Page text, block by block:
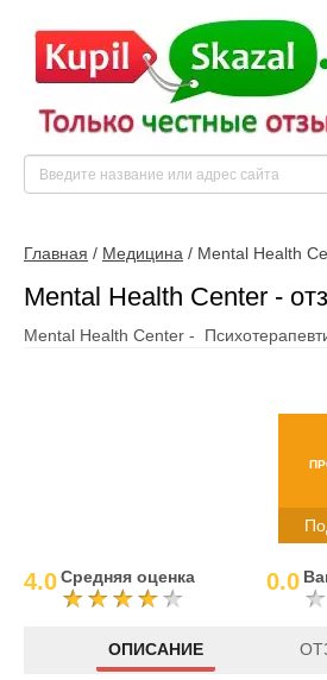
Главная / Медицина / Mental Health
Mental Health Center -
Mental Health Center -
4.0Средняя оценка 0.0
ОПИСАНИЕ